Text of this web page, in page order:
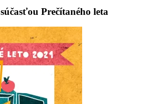
Prečítaného leta